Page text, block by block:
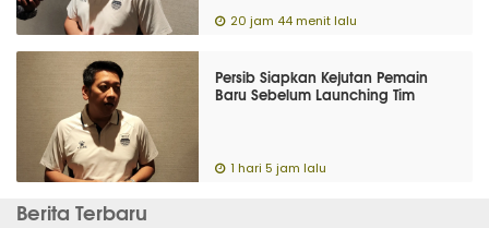
20 jam 44 menit lalu
Persib Siapkan Kejutan Pemain
Baru Sebelum Launching Tim
1 hari 5 jam lalu
Berita Terbaru